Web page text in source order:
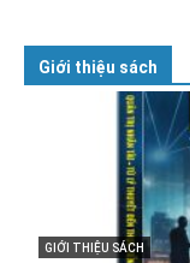
Giới thiệu sách
GIỚI THIỆU SÁCH
Cuốn sách
với Đảng, Nhà